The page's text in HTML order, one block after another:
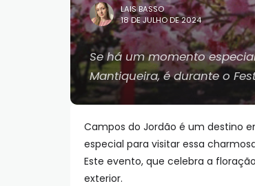
LAIS BASSO
18 DE JULHO DE 2024
Se há um momento
Mantiqueira, é durante o
Campos do Jordão é um destino
especial para visitar essa
Este evento, que celebra a
exterior.